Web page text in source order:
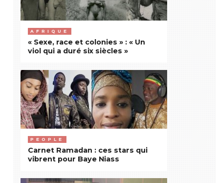
AFRIQUE
« Sexe, race et colonies » : « Un
viol qui a duré six siècles »
PEOPLE
Carnet Ramadan : ces stars qui
vibrent pour Baye Niass